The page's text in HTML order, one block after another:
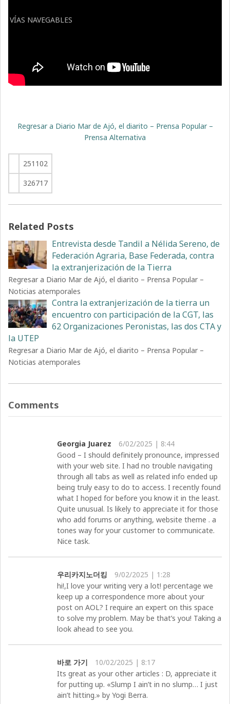
VÍAS NAVEGABLES
Regresar a Diario Mar de Ajó, el diarito – Prensa Popular –
Prensa Alternativa
251102
326717
Related Posts
Entrevista desde Tandil a Nélida Sereno, de
Federación Agraria, Base Federada, contra
la extranjerización de la Tierra
Regresar a Diario Mar de Ajó, el diarito – Prensa Popular –
Noticias atemporales
Contra la extranjerización de la tierra un
encuentro con participación de la CGT, las
62 Organizaciones Peronistas, las dos CTA y
la UTEP
Regresar a Diario Mar de Ajó, el diarito – Prensa Popular –
Noticias atemporales
Comments
Georgia Juarez
6/02/2025 | 8:44
Good – I should definitely pronounce, impressed
with your web site. I had no trouble navigating
through all tabs as well as related info ended up
being truly easy to do to access. I recently found
what I hoped for before you know it in the least.
Quite unusual. Is likely to appreciate it for those
who add forums or anything, website theme . a
tones way for your customer to communicate.
Nice task.
우리카지노더킹
9/02/2025 | 1:28
hi!,I love your writing very a lot! percentage we
keep up a correspondence more about your
post on AOL? I require an expert on this space
to solve my problem. May be that’s you! Taking a
look ahead to see you.
바로 가기
10/02/2025 | 8:17
Its great as your other articles : D, appreciate it
for putting up. «Slump I ain’t in no slump… I just
ain’t hitting.» by Yogi Berra.